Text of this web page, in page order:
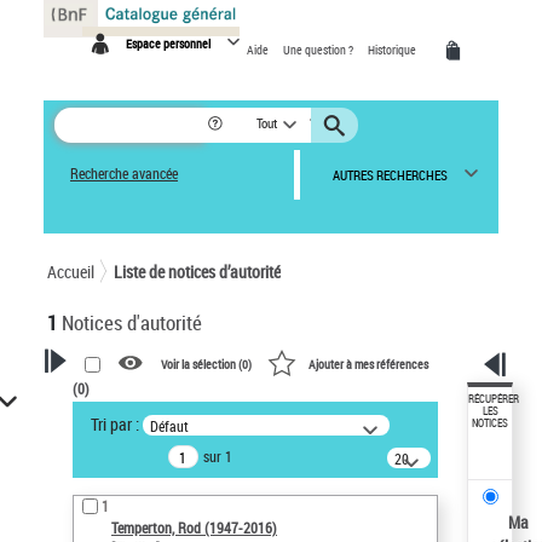
Espace personnel Aide Une question ? Historique
Tout
Recherche avancée AUTRES RECHERCHES
Accueil Liste de notices d’autorité
1 Notices d'autorité
VOTRE RECHERCHE
Recherche avancée dans les
notices d’autorité
Œuvres liées à l'auteur :
Temperton, Rod (1947-2016)
Voir la sélection (0) Ajouter à mes références
(0)
Tri par : Défaut
sur 1
20
résultats/page
1
Temperton, Rod (1947-2016)
RÉCUPÉRER
LES
NOTICES
Ma
Panneau de gestion des cookies